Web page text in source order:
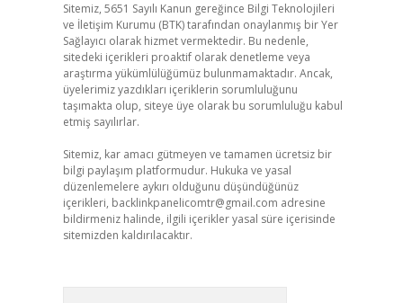
Sitemiz, 5651 Sayılı Kanun gereğince Bilgi Teknolojileri
ve İletişim Kurumu (BTK) tarafından onaylanmış bir Yer
Sağlayıcı olarak hizmet vermektedir. Bu nedenle,
sitedeki içerikleri proaktif olarak denetleme veya
araştırma yükümlülüğümüz bulunmamaktadır. Ancak,
üyelerimiz yazdıkları içeriklerin sorumluluğunu
taşımakta olup, siteye üye olarak bu sorumluluğu kabul
etmiş sayılırlar.
Sitemiz, kar amacı gütmeyen ve tamamen ücretsiz bir
bilgi paylaşım platformudur. Hukuka ve yasal
düzenlemelere aykırı olduğunu düşündüğünüz
içerikleri, backlinkpanelicomtr@gmail.com adresine
bildirmeniz halinde, ilgili içerikler yasal süre içerisinde
sitemizden kaldırılacaktır.